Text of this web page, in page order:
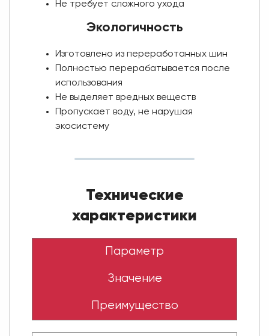
Не требует сложного ухода
Экологичность
Изготовлено из переработанных шин
Полностью перерабатывается после
использования
Не выделяет вредных веществ
Пропускает воду, не нарушая
экосистему
Технические
характеристики
Параметр
Значение
Преимущество